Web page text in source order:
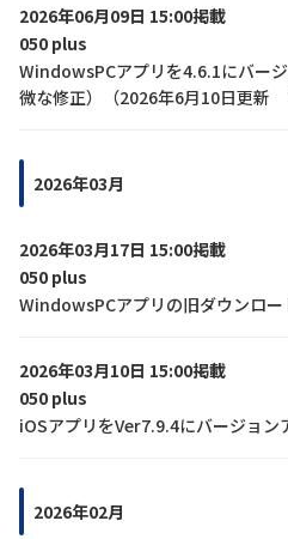
お問い合わせ
履歴・お気に入り
2026年06月09日 15:00掲載
050 plus
WindowsPCアプリを4.6.1にバー
微な修正）（2026年6月10日更新
2026年03月
2026年03月17日 15:00掲載
050 plus
WindowsPCアプリの旧ダウンロ
2026年03月10日 15:00掲載
050 plus
iOSアプリをVer7.9.4にバージョン
2026年02月